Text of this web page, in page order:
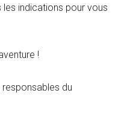
indications pour vous
!
du